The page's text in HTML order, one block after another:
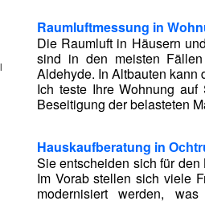
Raumluftmessung in
Die Raumluft in Häusern
sind in den meisten Fällen
Aldehyde. In Altbauten kann
Ich teste Ihre Wohnung
Beseitigung der belasteten
Hauskaufberatung in
Sie entscheiden sich für
Im Vorab stellen sich viele
modernisiert werden,